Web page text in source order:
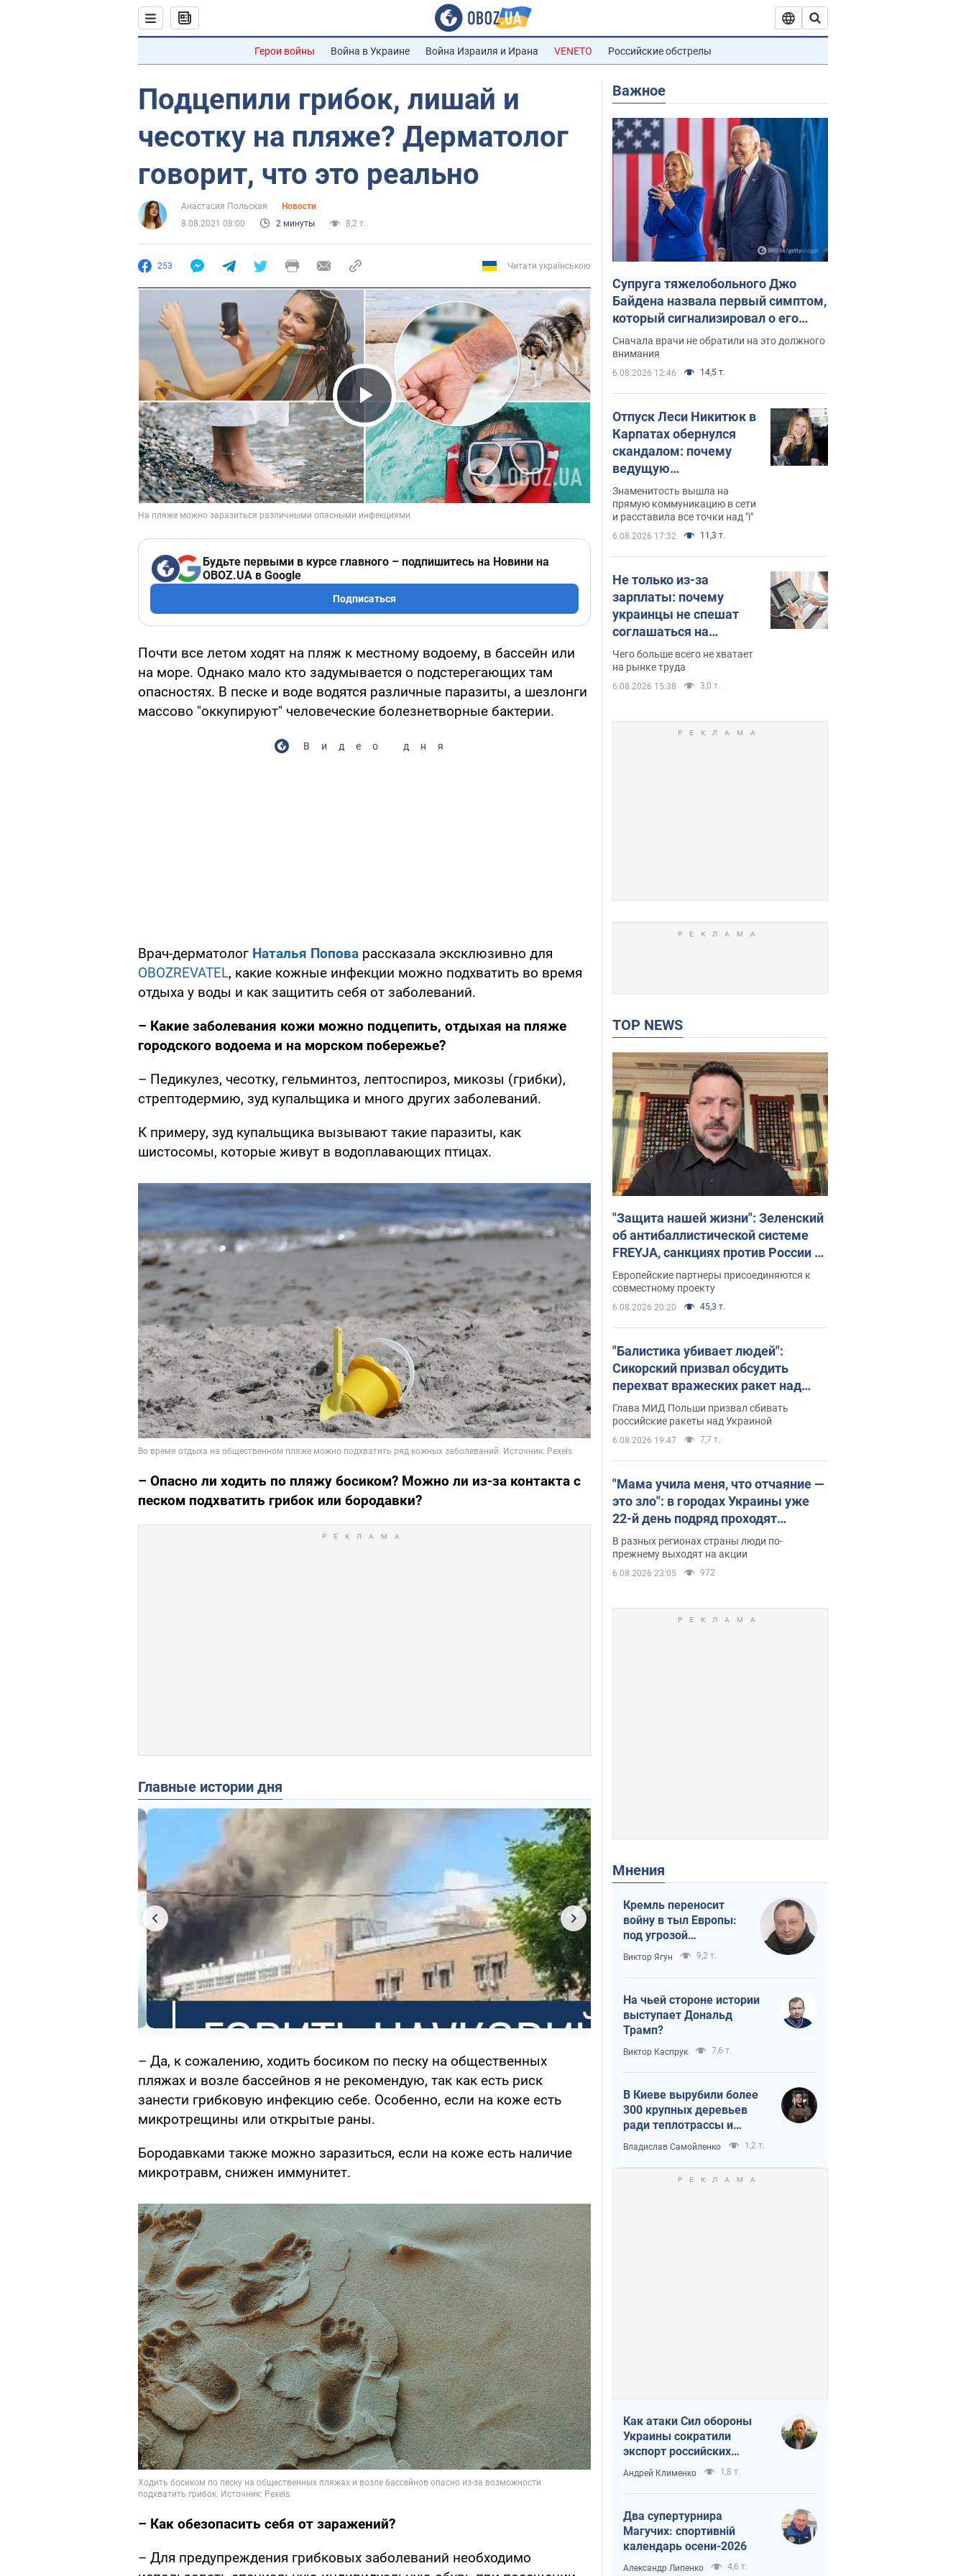
Герои войны Война в Украине Война Израиля и Ирана VENETO Российские обстрелы
Подцепили грибок, лишай и
чесотку на пляже? Дерматолог
говорит, что это реально
Анастасия Польская
Новости
8.08.2021 08:00
2 минуты 8,2 т.
253 Читати українською
Play Video
Будьте первыми в курсе главного – подпишитесь на Новини на
OBOZ.UA в Google
Подписаться
Почти все летом ходят на пляж к местному водоему, в бассейн или
на море. Однако мало кто задумывается о подстерегающих там
опасностях. В песке и воде водятся различные паразиты, а шезлонги
массово "оккупируют" человеческие болезнетворные бактерии.
Видео дня
Врач-дерматолог Наталья Попова рассказала эксклюзивно для
OBOZREVATEL, какие кожные инфекции можно подхватить во время
отдыха у воды и как защитить себя от заболеваний.
– Какие заболевания кожи можно подцепить, отдыхая на пляже
городского водоема и на морском побережье?
– Педикулез, чесотку, гельминтоз, лептоспироз, микозы (грибки),
стрептодермию, зуд купальщика и много других заболеваний.
К примеру, зуд купальщика вызывают такие паразиты, как
шистосомы, которые живут в водоплавающих птицах.
– Опасно ли ходить по пляжу босиком? Можно ли из-за контакта с
песком подхватить грибок или бородавки?
Главные истории дня
– Да, к сожалению, ходить босиком по песку на общественных
пляжах и возле бассейнов я не рекомендую, так как есть риск
занести грибковую инфекцию себе. Особенно, если на коже есть
микротрещины или открытые раны.
Бородавками также можно заразиться, если на коже есть наличие
микротравм, снижен иммунитет.
– Как обезопасить себя от заражений?
– Для предупреждения грибковых заболеваний необходимо
Важное
Супруга тяжелобольного Джо
Байдена назвала первый симптом,
который сигнализировал о его
"агрессивном" раке
Сначала врачи не обратили на это должного
внимания
6.08.2026 12:46 14,5 т.
Отпуск Леси Никитюк в
Карпатах обернулся
скандалом: почему
ведущую
несправедливо
захейтили
Знаменитость вышла на
прямую коммуникацию в сети
и расставила все точки над "i"
6.08.2026 17:32 11,3 т.
Не только из-за
зарплаты: почему
украинцы не спешат
соглашаться на
вакансии
Чего больше всего не хватает
на рынке труда
6.08.2026 15:38 3,0 т.
TOP NEWS
"Защита нашей жизни": Зеленский
об антибаллистической системе
FREYJA, санкциях против России и
поддержке аграриев. Видео
Европейские партнеры присоединяются к
совместному проекту
6.08.2026 20:20 45,3 т.
"Балистика убивает людей":
Сикорский призвал обсудить
перехват вражеских ракет над
Украиной
Глава МИД Польши призвал сбивать
российские ракеты над Украиной
6.08.2026 19:47 7,7 т.
"Мама учила меня, что отчаяние —
это зло": в городах Украины уже
22-й день подряд проходят
массовые митинги за
возвращение Федорова. Фото и
видео
В разных регионах страны люди по-
прежнему выходят на акции
6.08.2026 23:05 972
Мнения
Кремль переносит
войну в тыл Европы:
под угрозой
критическая
логистика
Виктор Ягун 9,2 т.
На чьей стороне истории
выступает Дональд
Трамп?
Виктор Каспрук 7,6 т.
В Киеве вырубили более
300 крупных деревьев
ради теплотрассы и
вопреки Генплану
Владислав Самойленко 1,2 т.
Как атаки Сил обороны
Украины сократили
экспорт российских
нефтепродуктов
Андрей Клименко 1,8 т.
Два супертурнира
Магучих: спортивній
календарь осени-2026
Александр Липенко 4,6 т.